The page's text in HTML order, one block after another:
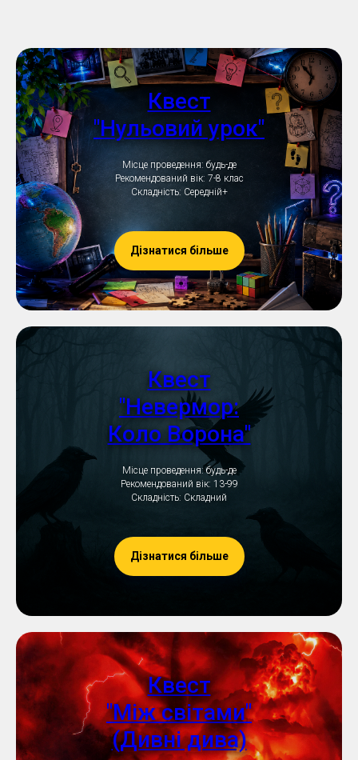
Квест
"Нульовий урок"
Місце проведення: будь-де
Рекомендований вік: 7-8 клас
Складність: Середній+
Дізнатися більше
Квест
"Невермор:
Коло Ворона"
Місце проведення: будь-де
Рекомендований вік: 13-99
Складність: Складний
Дізнатися більше
Квест
"Між світами"
(Дивні дива)